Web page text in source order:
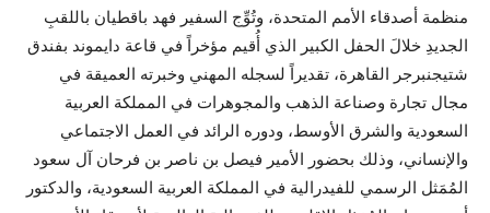
منظمة أصدقاء الأمم المتحدة، وتُوِّج السفير فهد باقطيان باللقبِ
الجديدِ خلالَ الحفل الكبير الذي أُقيم مؤخراً في قاعة دايموند بفندق
شتيجنبرجر القاهرة، تقديراً لسجله المهني وخبرته العميقة في
مجال تجارة وصناعة الذهب والمجوهرات في المملكة العربية
السعودية والشرق الأوسط، ودوره الرائد في العمل الاجتماعي
والإنساني، وذلك بحضور الأمير فيصل بن ناصر بن فرحان آل سعود
المُمَثل الرسمي للفيدرالية في المملكة العربية السعودية، والدكتور